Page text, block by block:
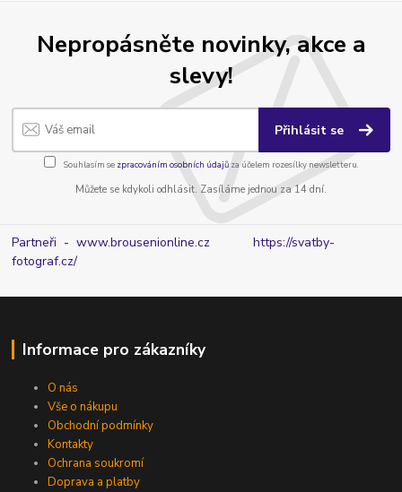
Nepropásněte novinky, akce a
slevy!
Přihlásit se
Souhlasím se zpracováním osobních údajůza účelem rozesílky newsletteru.
Můžete se kdykoli odhlásit. Zasíláme jednou za 14 dní.
Partneři - www.brousenionline.czhttps://svatby-
fotograf.cz/
Informace pro zákazníky
O nás
Vše o nákupu
Obchodní podmínky
Kontakty
Ochrana soukromí
Doprava a platby